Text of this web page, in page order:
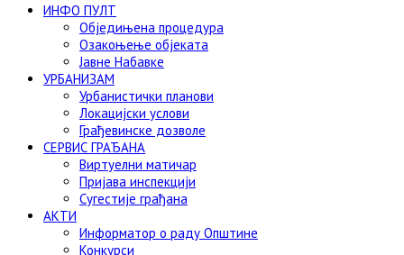
ИНФО ПУЛТ
Обједињена процедура
Озакоњење објеката
Јавне Набавке
УРБАНИЗАМ
Урбанистички планови
Локацијски услови
Грађевинске дозволе
СЕРВИС ГРАЂАНА
Виртуелни матичар
Пријава инспекцији
Сугестије грађана
АКТИ
Информатор о раду Општине
Конкурси